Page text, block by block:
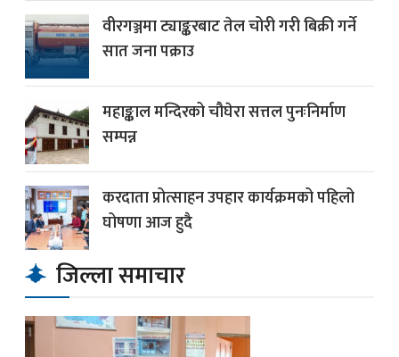
वीरगञ्जमा ट्याङ्करबाट तेल चोरी गरी बिक्री गर्ने
सात जना पक्राउ
महाङ्काल मन्दिरको चौघेरा सत्तल पुनःनिर्माण
सम्पन्न
करदाता प्रोत्साहन उपहार कार्यक्रमको पहिलो
घोषणा आज हुदै
जिल्ला समाचार